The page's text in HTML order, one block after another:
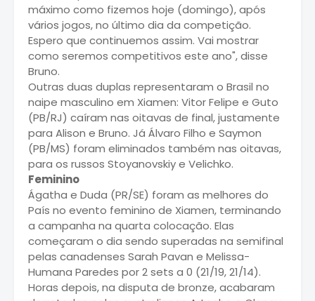
máximo como fizemos hoje (domingo), após
vários jogos, no último dia da competição.
Espero que continuemos assim. Vai mostrar
como seremos competitivos este ano", disse
Bruno.
Outras duas duplas representaram o Brasil no
naipe masculino em Xiamen: Vitor Felipe e Guto
(PB/RJ) caíram nas oitavas de final, justamente
para Alison e Bruno. Já Álvaro Filho e Saymon
(PB/MS) foram eliminados também nas oitavas,
para os russos Stoyanovskiy e Velichko.
Feminino
Ágatha e Duda (PR/SE) foram as melhores do
País no evento feminino de Xiamen, terminando
a campanha na quarta colocação. Elas
começaram o dia sendo superadas na semifinal
pelas canadenses Sarah Pavan e Melissa-
Humana Paredes por 2 sets a 0 (21/19, 21/14).
Horas depois, na disputa de bronze, acabaram